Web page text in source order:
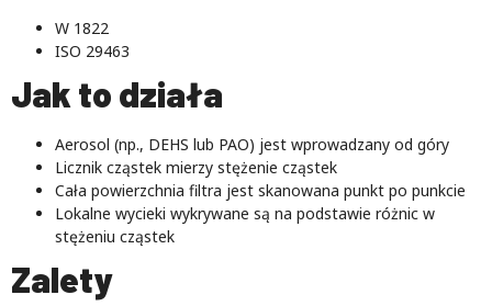
W 1822
ISO 29463
Jak to działa
Aerosol (np., DEHS lub PAO) jest wprowadzany od góry
Licznik cząstek mierzy stężenie cząstek
Cała powierzchnia filtra jest skanowana punkt po punkcie
Lokalne wycieki wykrywane są na podstawie różnic w
stężeniu cząstek
Zalety